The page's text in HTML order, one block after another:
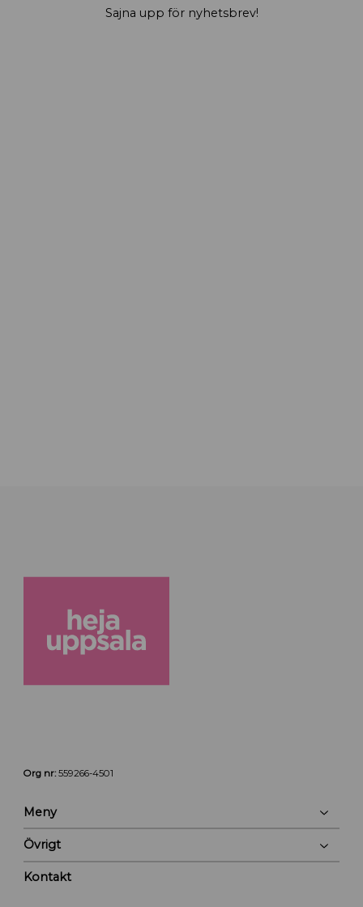
Sajna upp för nyhetsbrev!
Org nr:559266-4501
Meny
Övrigt
Kontakt